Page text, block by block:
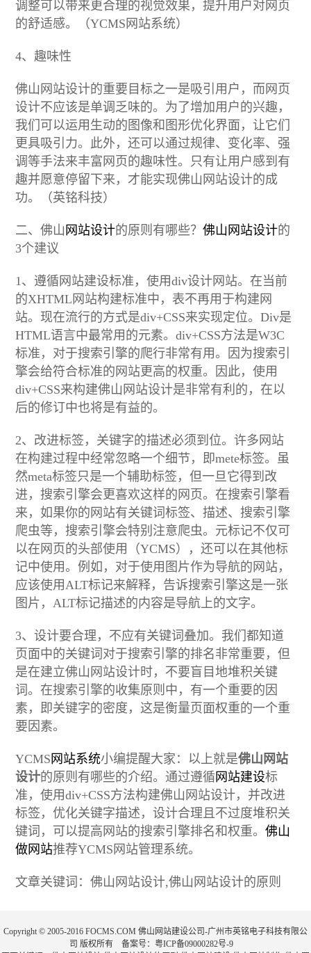
调整可以带来更合理的视觉效果，提升用户对网页
的舒适感。（YCMS网站系统）
4、趣味性
佛山网站设计的重要目标之一是吸引用户，而网页
设计不应该是单调乏味的。为了增加用户的兴趣，
我们可以运用生动的图像和图形优化界面，让它们
更具吸引力。此外，还可以通过规律、变化率、强
调等手法来丰富网页的趣味性。只有让用户感到有
趣并愿意停留下来，才能实现佛山网站设计的成
功。（英铭科技）
二、佛山 网站设计的原则有哪些？佛山网站设计的
3个建议
1、遵循网站建设标准，使用div设计网站。在当前
的XHTML网站构建标准中，表不再用于构建网
站。现在流行的方式是div+CSS来实现定位。Div是
HTML语言中最常用的元素。div+CSS方法是W3C
标准，对于搜索引擎的爬行非常有用。因为搜索引
擎会给符合标准的网站更高的权重。因此，使用
div+CSS来构建佛山网站设计是非常有利的，在以
后的修订中也将是有益的。
2、改进标签，关键字的描述必须到位。许多网站
在构建过程中经常忽略一个细节，即mete标签。虽
然meta标签只是一个辅助标签，但一旦它得到改
进，搜索引擎会更喜欢这样的网页。在搜索引擎看
来，如果你的网站有关键词标签、描述、搜索引擎
爬虫等，搜索引擎会特别注意爬虫。元标记不仅可
以在网页的头部使用（YCMS），还可以在其他标
记中使用。例如，对于使用图片作为导航的网站，
应该使用ALT标记来解释，告诉搜索引擎这是一张
图片，ALT标记描述的内容是导航上的文字。
3、设计要合理，不应有关键词叠加。我们都知道
页面中的关键词对于搜索引擎的排名非常重要，但
是在建立佛山网站设计时，不要盲目地堆积关键
词。在搜索引擎的收集原则中，有一个重要的因
素，即关键字的密度，这是衡量页面权重的一个重
要因素。
YCMS 网站系统小编提醒大家：以上就是佛山网站
设计的原则有哪些的介绍。通过遵循 网站建设标
准，使用div+CSS方法构建佛山网站设计，并改进
标签，优化关键字描述，设计合理且不过度堆积关
键词，可以提高网站的搜索引擎排名和权重。佛山
做网站推荐YCMS网站管理系统。
文章关键词：佛山网站设计,佛山网站设计的原则
Copyright © 2005-2016 FOCMS.COM 佛山网站建设公司-广州市英铭电子科技有限公
司 版权所有 备案号： 粤ICP备09000282号-9